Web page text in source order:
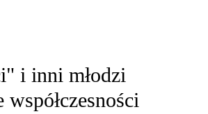
i inni młodzi